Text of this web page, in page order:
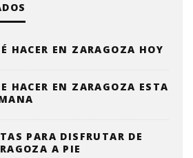
HACER EN ZARAGOZA HOY
HACER EN ZARAGOZA ESTA
PARA DISFRUTAR DE
A PIE